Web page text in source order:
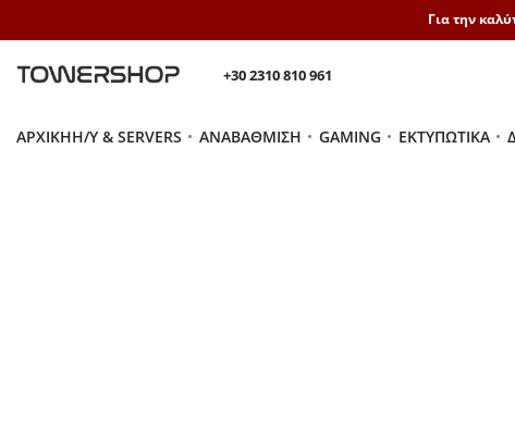
Για την
+30 2310 810 961
ΑΡΧΙΚΉH/Y & SERVERS ΑΝΑΒΆΘΜΙΣΗ GAMING ΕΚΤΥΠΩΤΙΚΆ